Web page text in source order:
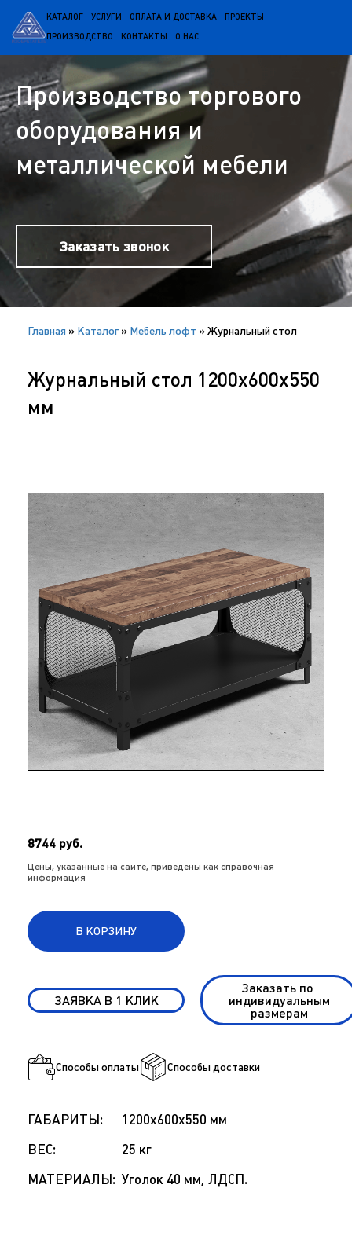
КАТАЛОГ УСЛУГИ ОПЛАТА И ДОСТАВКА ПРОЕКТЫ
ПРОИЗВОДСТВО КОНТАКТЫ О НАС
Производство торгового
оборудования и
металлической мебели
Заказать звонок
Главная » Каталог» Мебель лофт »Журнальный стол
Журнальный стол 1200х600х550
мм
8744 руб.
Цены, указанные на сайте, приведены как справочная
информация
В КОРЗИНУ
ЗАЯВКА В 1 КЛИК
Заказать по
индивидуальным
размерам
Способы оплаты Способы доставки
ГАБАРИТЫ:
1200х600х550 мм
ВЕС:
25 кг
МАТЕРИАЛЫ: Уголок 40 мм, ЛДСП.